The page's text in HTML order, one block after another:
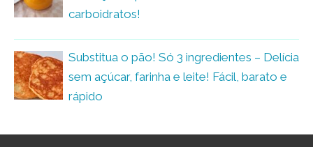
carboidratos!
Substitua o pão! Só 3 ingredientes – Delícia
sem açúcar, farinha e leite! Fácil, barato e
rápido